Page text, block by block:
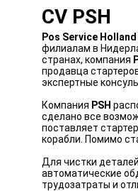
CV PSH
Pos Service Holland
филиалам в
странах, компания
продавца
экспертные
Компания PSH
сделано все
поставляет
корабли. Помимо
Для чистки
автоматические
трудозатраты и